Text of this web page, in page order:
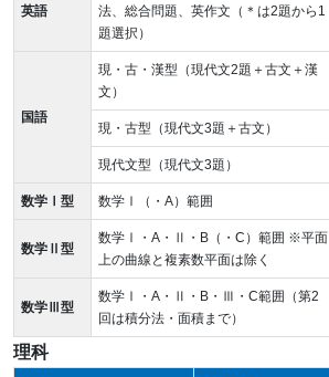
英語
法、総合問題、英作文（＊は2題から1
題選択）
国語
現・古・漢型（現代文2題＋古文＋漢
文）
現・古型（現代文3題＋古文）
現代文型（現代文3題）
数学Ⅰ型 数学Ⅰ（・A）範囲
数学Ⅱ型
数学Ⅰ・A・Ⅱ・B（・C）範囲 ※平面
上の曲線と複素数平面は除く
数学Ⅲ型
数学Ⅰ・A・Ⅱ・B・Ⅲ・C範囲（第2
回は積分法・面積まで）
理科